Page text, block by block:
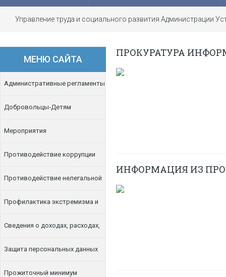
Управление труда и социального развития Администрации
МЕНЮ САЙТА
Административные регламенты
Добровольцы-Детям
Мероприятия
Противодействие коррупции
Противодействие нелегальной
занятости
Профилактика экстремизма и
терроризма
Сведения о доходах, расходах,
об имуществе и обязательствах
имущественного характера
Защита персональных данных
Прожиточный минимум
ПРОКУРАТУРА
ИНФОРМАЦИЯ ИЗ